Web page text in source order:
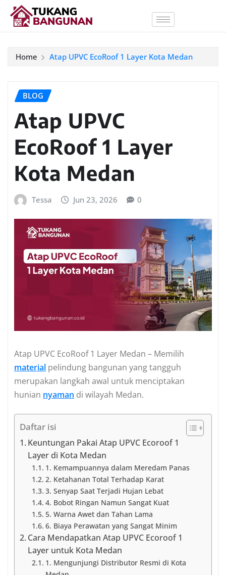
Home Atap UPVC EcoRoof 1 Layer Kota Medan
BLOG
Atap UPVC
EcoRoof 1 Layer
Kota Medan
Tessa Jun 23, 2026 0
Atap UPVC EcoRoof 1 Layer Medan – Memilih
material pelindung bangunan yang tangguh
merupakan langkah awal untuk menciptakan
hunian nyaman di wilayah Medan.
Daftar isi
Keuntungan Pakai Atap UPVC Ecoroof 1
Layer di Kota Medan
1. Kemampuannya dalam Meredam Panas
2. Ketahanan Total Terhadap Karat
3. Senyap Saat Terjadi Hujan Lebat
4. Bobot Ringan Namun Sangat Kuat
5. Warna Awet dan Tahan Lama
6. Biaya Perawatan yang Sangat Minim
Cara Mendapatkan Atap UPVC Ecoroof 1
Layer untuk Kota Medan
1. Mengunjungi Distributor Resmi di Kota